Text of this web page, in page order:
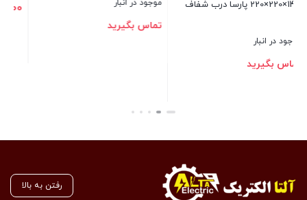
287,500 تومان 9,085,000
رفتن به بالا